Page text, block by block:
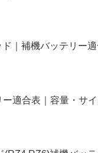
｜補機バッテリー
適合表｜容量・サ